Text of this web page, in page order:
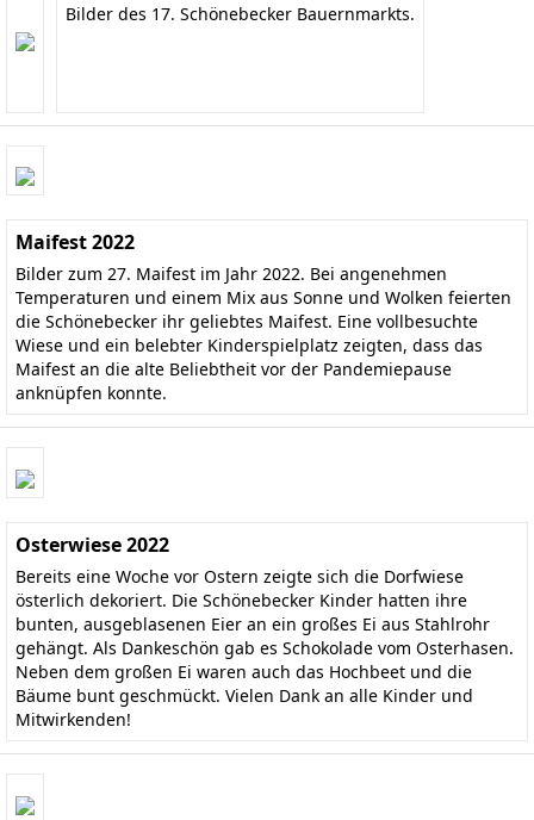
Bilder des 17. Schönebecker Bauernmarkts.
Maifest 2022
Bilder zum 27. Maifest im Jahr 2022. Bei angenehmen
Temperaturen und einem Mix aus Sonne und Wolken feierten
die Schönebecker ihr geliebtes Maifest. Eine vollbesuchte
Wiese und ein belebter Kinderspielplatz zeigten, dass das
Maifest an die alte Beliebtheit vor der Pandemiepause
anknüpfen konnte.
Osterwiese 2022
Bereits eine Woche vor Ostern zeigte sich die Dorfwiese
österlich dekoriert. Die Schönebecker Kinder hatten ihre
bunten, ausgeblasenen Eier an ein großes Ei aus Stahlrohr
gehängt. Als Dankeschön gab es Schokolade vom Osterhasen.
Neben dem großen Ei waren auch das Hochbeet und die
Bäume bunt geschmückt. Vielen Dank an alle Kinder und
Mitwirkenden!